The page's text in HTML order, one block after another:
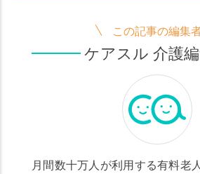
この記事の編集
ケアスル 介護
月間数十万人が利用する有料老